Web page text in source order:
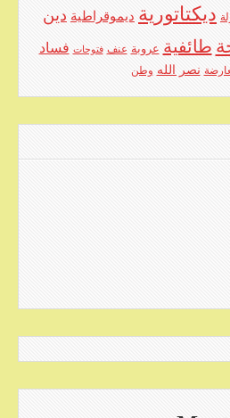
ديكتاتورية ديموقراطية دين
طائفية عروبة عنف فتوحات فساد
نصر الله وطن